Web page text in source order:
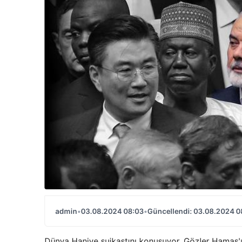
admin•03.08.2024 08:03•Güncellendi: 03.08.2024